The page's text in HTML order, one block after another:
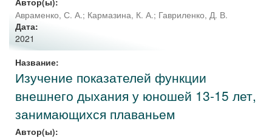
Авраменко, С. А.; Кармазина, К. А.; Гавриленко, Д. В.
Дата:
2021
Название:
Изучение показателей функции
внешнего дыхания у юношей 13-15 лет,
занимающихся плаваньем
Автор(ы):